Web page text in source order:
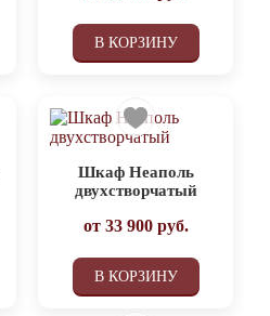
В КОРЗИНУ
Шкаф Неаполь
двухстворчатый
от 33 900руб.
В КОРЗИНУ